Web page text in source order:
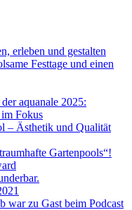
erleben und gestalten
Festtage und einen
aquanale 2025:
Fokus
– Ästhetik und Qualität
Gartenpools“!
war zu Gast beim Podcast